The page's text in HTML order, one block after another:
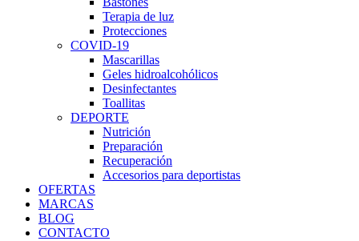
Terapia de luz
Protecciones
COVID-19
Mascarillas
Geles hidroalcohólicos
Desinfectantes
Toallitas
DEPORTE
Nutrición
Preparación
Recuperación
Accesorios para deportistas
OFERTAS
MARCAS
BLOG
CONTACTO